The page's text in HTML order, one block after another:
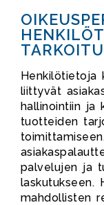
Henkilötietoja
liittyvät
hallinointiin ja
tuotteiden
palvelujen ja
laskutukseen.
mahdollisten